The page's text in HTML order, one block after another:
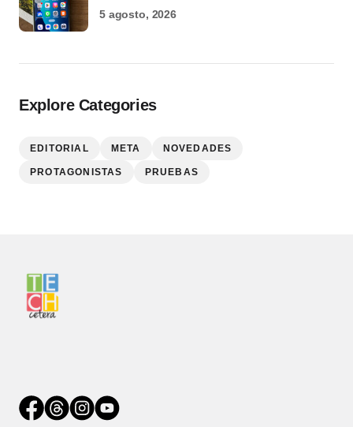
5 agosto, 2026
Explore Categories
EDITORIAL META NOVEDADES
PROTAGONISTAS PRUEBAS